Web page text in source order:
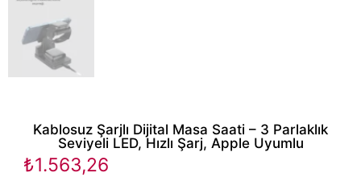
Kablosuz Şarjlı Dijital Masa Saati – 3 Parlaklık
Seviyeli LED, Hızlı Şarj, Apple Uyumlu
₺1.563,26